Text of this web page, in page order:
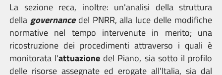
La sezione reca, inoltre: un'analisi della struttura
della governance del PNRR, alla luce delle modifiche
normative nel tempo intervenute in merito; una
ricostruzione dei procedimenti attraverso i quali è
monitorata l'attuazione del Piano, sia sotto il profilo
delle risorse assegnate ed erogate all'Italia, sia dal